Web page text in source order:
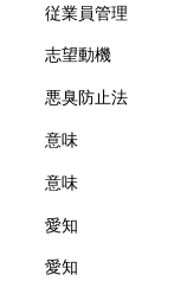
従業員管理
志望動機
悪臭防止法
意味
意味
愛知
愛知